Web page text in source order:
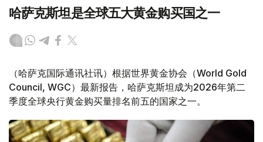
哈萨克斯坦是全球五大黄金购买国之一
（哈萨克国际通讯社讯）根据世界黄金协会（World Gold
Council, WGC）最新报告，哈萨克斯坦成为2026年第二
季度全球央行黄金购买量排名前五的国家之一。